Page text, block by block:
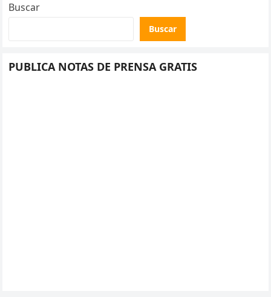
Buscar
Buscar
PUBLICA NOTAS DE PRENSA GRATIS